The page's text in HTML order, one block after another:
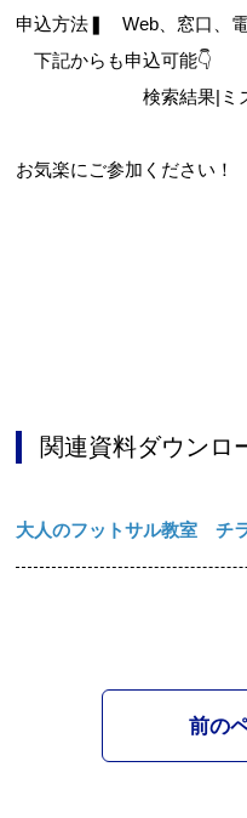
申込方法❚ Web、窓口、電
下記からも申込可能👇
検索結果|ミ
お気楽にご参加ください！
関連資料ダウンロ
大人のフットサル教室 チ
前の